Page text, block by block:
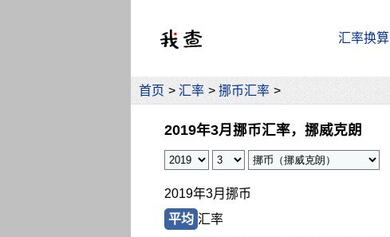
汇率换算
首页 > 汇率 > 挪币汇率 >
2019年3月挪币汇率，挪威克朗
2019年3月挪币
平均 汇率